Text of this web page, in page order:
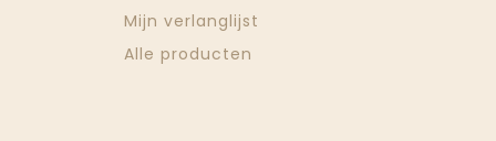
Mijn verlanglijst
Alle producten